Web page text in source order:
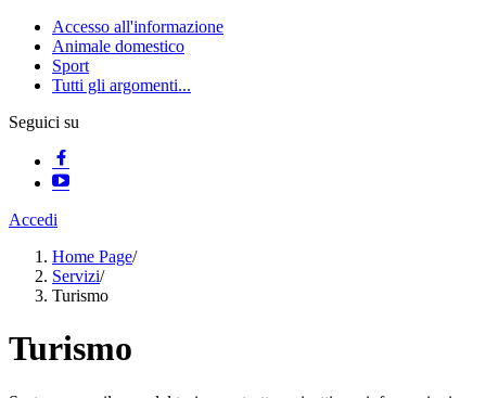
Accesso all'informazione
Animale domestico
Sport
Tutti gli argomenti...
Seguici su
Accedi
Home Page/
Servizi/
Turismo
Turismo